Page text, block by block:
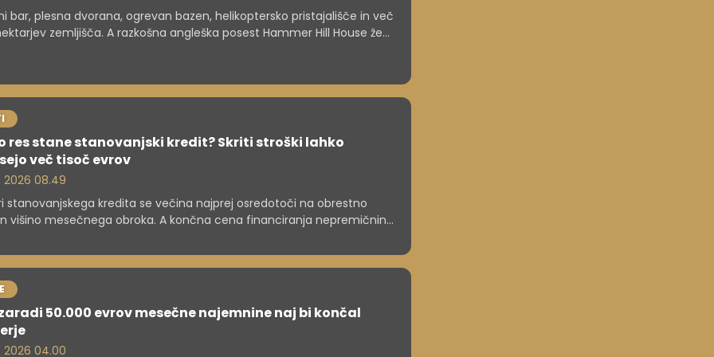
bar, plesna dvorana, ogrevan bazen, helikoptersko pristajališče in več
zemljišča. A razkošna angleška posest Hammer Hill House že
res stane stanovanjski kredit? Skriti stroški lahko
več tisoč evrov
2026 08.49
stanovanjskega kredita se večina najprej osredotoči na obrestno
višino mesečnega obroka. A končna cena financiranja nepremičnine
stroški – od cenitve nepremičnine in notarskih storitev do zavarovanj,
nadomestil in stroškov zemljiškoknjižnega postopka, ki lahko skupaj
več tisoč evrov.
50.000 evrov mesečne najemnine naj bi končal
2026 04.00